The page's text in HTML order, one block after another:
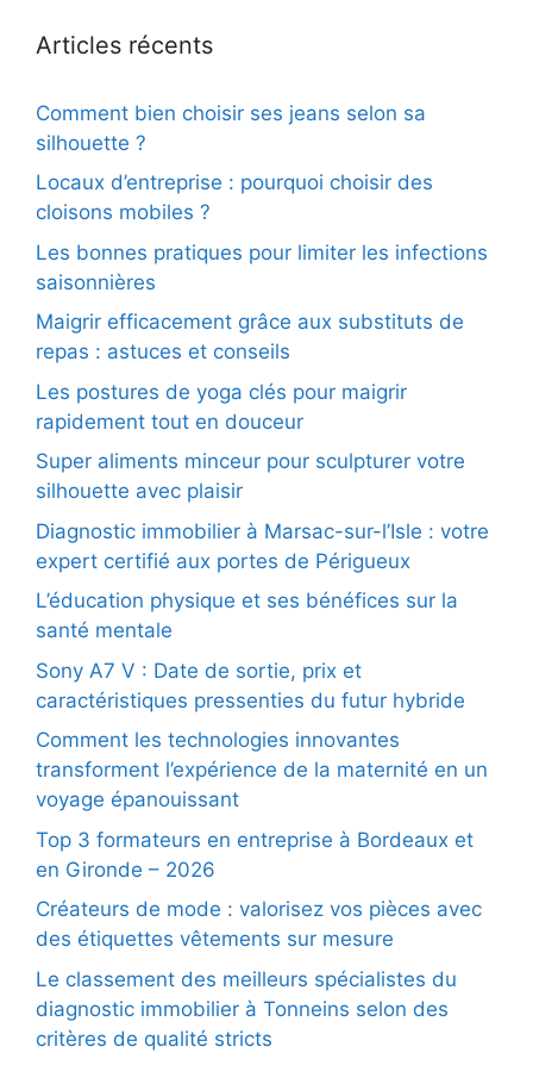
Articles récents
Comment bien choisir ses jeans selon sa
silhouette ?
Locaux d’entreprise : pourquoi choisir des
cloisons mobiles ?
Les bonnes pratiques pour limiter les infections
saisonnières
Maigrir efficacement grâce aux substituts de
repas : astuces et conseils
Les postures de yoga clés pour maigrir
rapidement tout en douceur
Super aliments minceur pour sculpturer votre
silhouette avec plaisir
Diagnostic immobilier à Marsac-sur-l’Isle : votre
expert certifié aux portes de Périgueux
L’éducation physique et ses bénéfices sur la
santé mentale
Sony A7 V : Date de sortie, prix et
caractéristiques pressenties du futur hybride
Comment les technologies innovantes
transforment l’expérience de la maternité en un
voyage épanouissant
Top 3 formateurs en entreprise à Bordeaux et
en Gironde – 2026
Créateurs de mode : valorisez vos pièces avec
des étiquettes vêtements sur mesure
Le classement des meilleurs spécialistes du
diagnostic immobilier à Tonneins selon des
critères de qualité stricts